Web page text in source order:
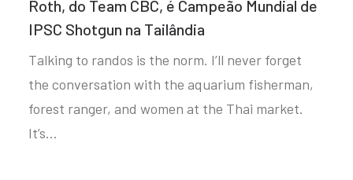
Roth, do Team CBC, é Campeão Mundial de
IPSC Shotgun na Tailândia
Talking to randos is the norm. I’ll never forget
the conversation with the aquarium fisherman,
forest ranger, and women at the Thai market.
It’s…